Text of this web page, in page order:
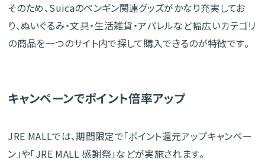
そのため、Suicaのペンギン関連グッズがかなり充実してお
り、ぬいぐるみ・文具・生活雑貨・アパレルなど幅広いカテゴリ
の商品を一つのサイト内で探して購入できるのが特徴です。
キャンペーンでポイント倍率アップ
JRE MALLでは、期間限定で「ポイント還元アップキャンペー
ン」や「JRE MALL 感謝祭」などが実施されます。